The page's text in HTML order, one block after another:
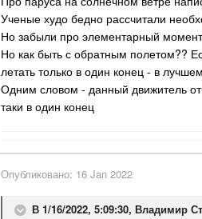
Ученые худо бедно рассчитали
Но забыли про элементарный
Но как быть с обратным полетом??
летать только в один конец - в
Одним словом - данный движитель
таки в один конец
Опубликовано: 16 Jan 2022
В 1/16/2022, 5:09:30, Владимир